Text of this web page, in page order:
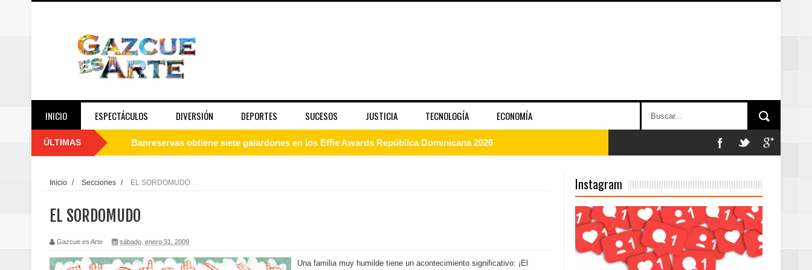
INICIO ESPECTÁCULOS DIVERSIÓN DEPORTES SUCESOS JUSTICIA TECNOLOGÍA ECONOMÍA
ÚLTIMAS Un final de fiesta: Ilegales encenderá la clausura de Santo Domingo 2026
Juan Luis Guerra se acompaña del coro “Más que Vencedores” y nos regala el “Canto a la Patria” en la clausura
de los Centroamericanos y del Caribe
Inicio / Secciones / EL SORDOMUDO
EL SORDOMUDO
Gazcue es Arte sábado, enero 31, 2009
Una familia muy humilde tiene un acontecimiento significativo: ¡El
Instagram